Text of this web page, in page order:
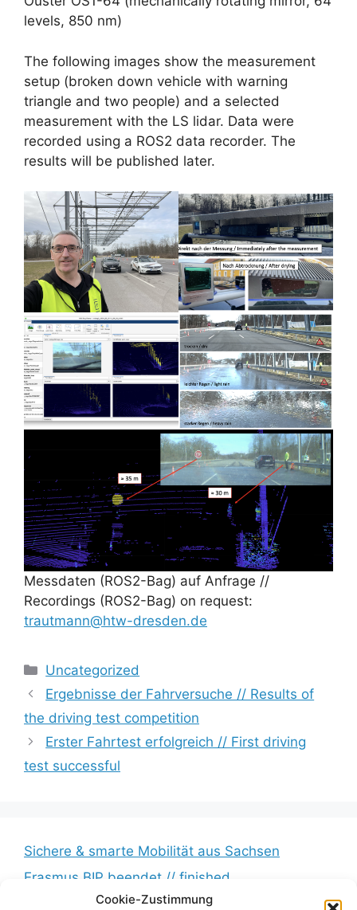
Cookie-Zustimmung
levels, 850 nm)
The following images show the measurement
setup (broken down vehicle with warning
triangle and two people) and a selected
measurement with the LS lidar. Data were
recorded using a ROS2 data recorder. The
results will be published later.
Messdaten (ROS2-Bag) auf Anfrage //
Recordings (ROS2-Bag) on request:
trautmann@htw-dresden.de
Kategorien
Uncategorized
Ergebnisse der Fahrversuche // Results of
the driving test competition
Erster Fahrtest erfolgreich // First driving
test successful
Sichere & smarte Mobilität aus Sachsen
Erasmus BIP beendet // finished
Messkampagne erfolgreich beendet //